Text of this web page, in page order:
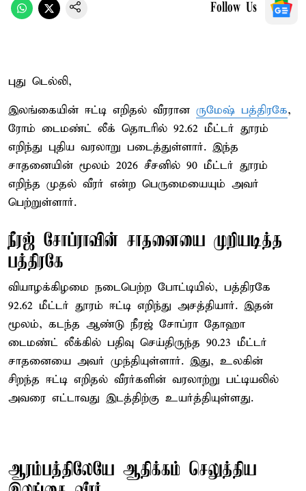
Follow Us
புது டெல்லி,
இலங்கையின் ஈட்டி எறிதல் வீரரான ருமேஷ் பத்திரகே,
ரோம் டைமண்ட் லீக் தொடரில் 92.62 மீட்டர் தூரம்
எறிந்து புதிய வரலாறு படைத்துள்ளார். இந்த
சாதனையின் மூலம் 2026 சீசனில் 90 மீட்டர் தூரம்
எறிந்த முதல் வீரர் என்ற பெருமையையும் அவர்
பெற்றுள்ளார்.
நீரஜ் சோப்ராவின் சாதனையை முறியடித்த
பத்திரகே
வியாழக்கிழமை நடைபெற்ற போட்டியில், பத்திரகே
92.62 மீட்டர் தூரம் ஈட்டி எறிந்து அசத்தியார். இதன்
மூலம், கடந்த ஆண்டு நீரஜ் சோப்ரா தோஹா
டைமண்ட் லீக்கில் பதிவு செய்திருந்த 90.23 மீட்டர்
சாதனையை அவர் முந்தியுள்ளார். இது, உலகின்
சிறந்த ஈட்டி எறிதல் வீரர்களின் வரலாற்று பட்டியலில்
அவரை எட்டாவது இடத்திற்கு உயர்த்தியுள்ளது.
ஆரம்பத்திலேயே ஆதிக்கம் செலுத்திய